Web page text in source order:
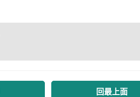
回最上面